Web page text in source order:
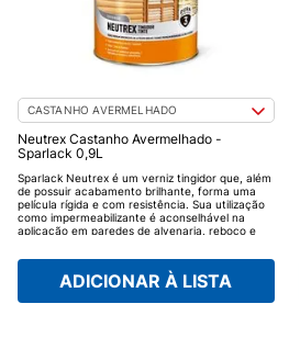
CASTANHO AVERMELHADO
Neutrex Castanho Avermelhado -
Sparlack 0,9L
Sparlack Neutrex é um verniz tingidor que, além
de possuir acabamento brilhante, forma uma
película rígida e com resistência. Sua utilização
como impermeabilizante é aconselhável na
aplicação em paredes de alvenaria, reboco e
ADICIONAR À LISTA